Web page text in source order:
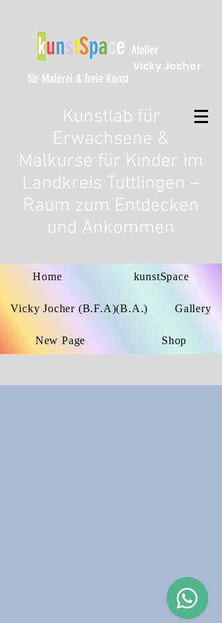
Vicky Jocher
kunstSpa e Atelier
für Malerei & freie Kunst
Kunstlab für
Erwachsene &
Malkurse für Kinder im
Landkreis Tuttlingen –
Raum zum Entdecken
und Ankommen
Home kunstSpace
Vicky Jocher (B.F.A)(B.A.) Gallery
New Page Shop